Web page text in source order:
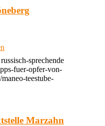
sprechende
fuer-opfer-von-
teestube-
Marzahn